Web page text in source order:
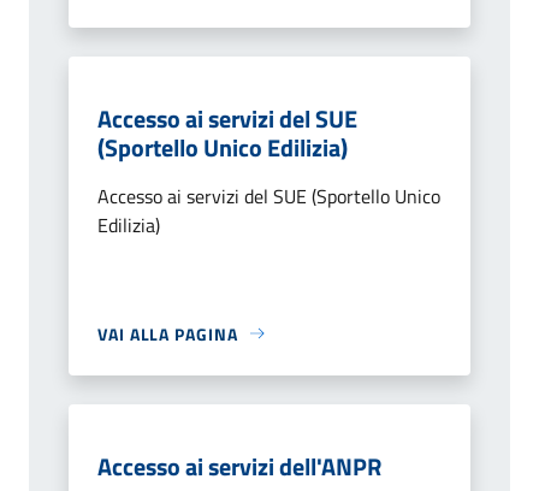
Accesso ai servizi del SUE
(Sportello Unico Edilizia)
Accesso ai servizi del SUE (Sportello Unico
Edilizia)
VAI ALLA PAGINA
Accesso ai servizi dell'ANPR